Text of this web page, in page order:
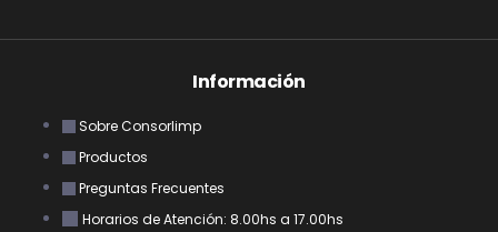
Información
Sobre Consorlimp
Productos
Preguntas Frecuentes
Horarios de Atención: 8.00hs a 17.00hs